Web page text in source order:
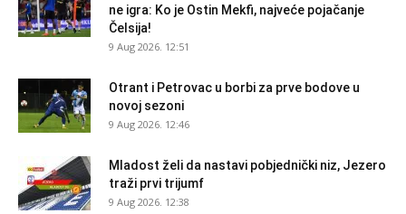
ne igra: Ko je Ostin Mekfi, najveće pojačanje
Čelsija!
9 Aug 2026. 12:51
Otrant i Petrovac u borbi za prve bodove u
novoj sezoni
9 Aug 2026. 12:46
Mladost želi da nastavi pobjednički niz, Jezero
traži prvi trijumf
9 Aug 2026. 12:38